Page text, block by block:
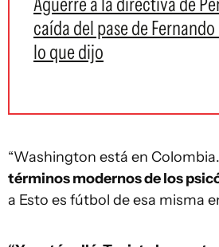
caída del pase de
lo que dijo
“Washington está en
términos modernos de los
a Esto es fútbol de esa misma